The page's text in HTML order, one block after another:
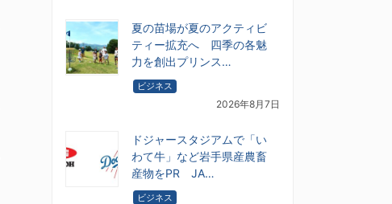
夏の苗場が夏のアクティビ
ティー拡充へ 四季の各魅
力を創出プリンス…
ビジネス
2026年8月7日
ドジャースタジアムで「い
わて牛」など岩手県産農畜
産物をPR JA…
ビジネス